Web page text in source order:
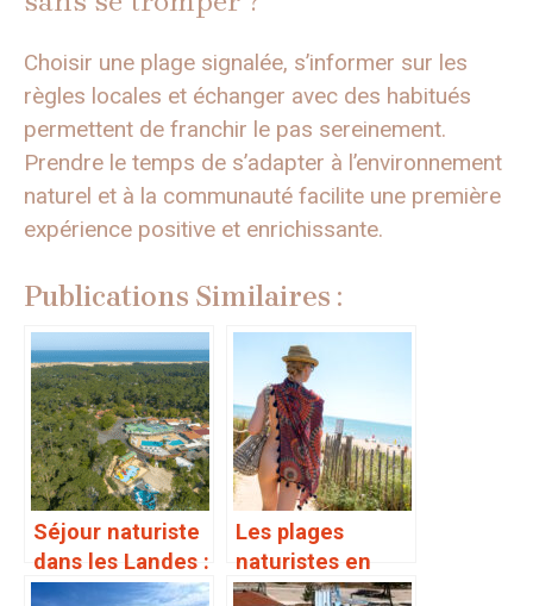
Choisir une plage signalée, s’informer sur les
règles locales et échanger avec des habitués
permettent de franchir le pas sereinement.
Prendre le temps de s’adapter à l’environnement
naturel et à la communauté facilite une première
expérience positive et enrichissante.
Publications Similaires :
Séjour naturiste
dans les Landes :
campings et
Les plages
naturistes en
Occitanie